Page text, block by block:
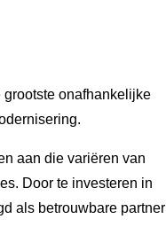
onafhankelijke
aan die variëren van
Door te investeren in
als betrouwbare partner